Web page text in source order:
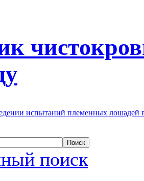
испытаний племенных лошадей
поиск